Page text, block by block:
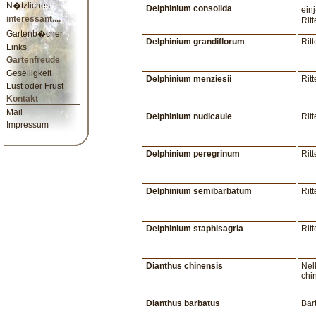
N�tzliches
interessant....
Gartenb�cher
Links
Gartenfreude
Geselligkeit
Lust oder Frust
Kontakt
Mail
Impressum
Delphinium consolida
Delphinium grandiflorum
Delphinium menziesii
Delphinium nudicaule
Delphinium peregrinum
Delphinium semibarbatum
Delphinium staphisagria
Dianthus chinensis
Dianthus barbatus